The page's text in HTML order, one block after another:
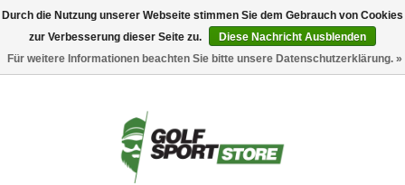
Durch die Nutzung unserer Webseite stimmen Sie dem Gebrauch von Cookies
zur Verbesserung dieser Seite zu.
Diese Nachricht Ausblenden
Für weitere Informationen beachten Sie bitte unsere Datenschutzerklärung. »